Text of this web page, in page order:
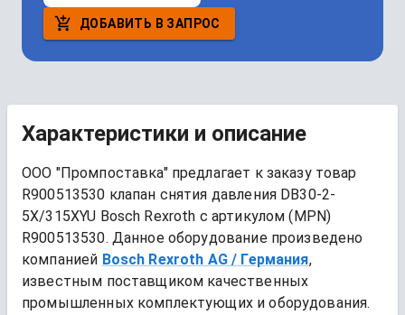
ДОБАВИТЬ В ЗАПРОС
Характеристики и описание
ООО "Промпоставка" предлагает к заказу товар
R900513530 клапан снятия давления DB30-2-
5X/315XYU Bosch Rexroth
R900513530. Данное оборудование произведено
компанией Bosch Rexroth AG / Германия,
известным поставщиком качественных
промышленных комплектующих и оборудования.